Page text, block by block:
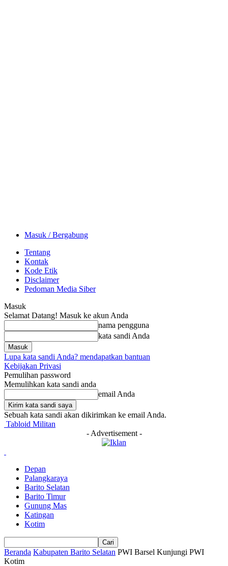
Masuk / Bergabung
Tentang
Kontak
Kode Etik
Disclaimer
Pedoman Media Siber
Masuk
Selamat Datang! Masuk ke akun Anda
nama pengguna
kata sandi Anda
Lupa kata sandi Anda? mendapatkan bantuan
Kebijakan Privasi
Pemulihan password
Memulihkan kata sandi anda
email Anda
Sebuah kata sandi akan dikirimkan ke email Anda.
Tabloid Militan
- Advertisement -
Depan
Palangkaraya
Barito Selatan
Barito Timur
Gunung Mas
Katingan
Kotim
Beranda Kabupaten Barito Selatan PWI Barsel Kunjungi PWI
Kotim